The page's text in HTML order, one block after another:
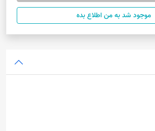
موجود شد به من اطلاع بده